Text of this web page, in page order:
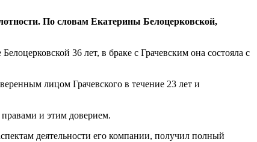
По словам Екатерины Белоцерковской,
36 лет, в браке с Грачевским она состояла с
лицом Грачевского в течение 23 лет и
и этим доверием.
деятельности его компании, получил полный